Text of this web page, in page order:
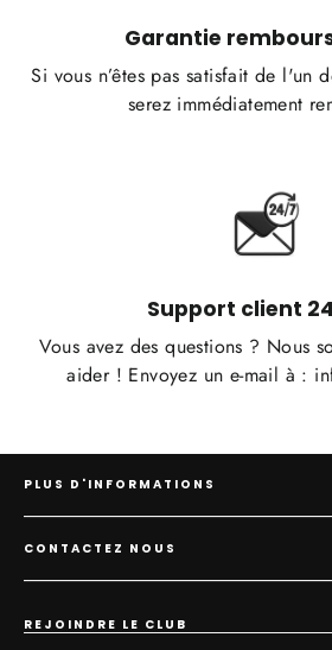
Garantie
Si vous n’êtes pas satisfait de l'un
serez immédiatement
Support client
Vous avez des questions ? Nous
aider ! Envoyez un e-mail à :
PLUS D'INFORMATIONS
CONTACTEZ NOUS
REJOINDRE LE CLUB